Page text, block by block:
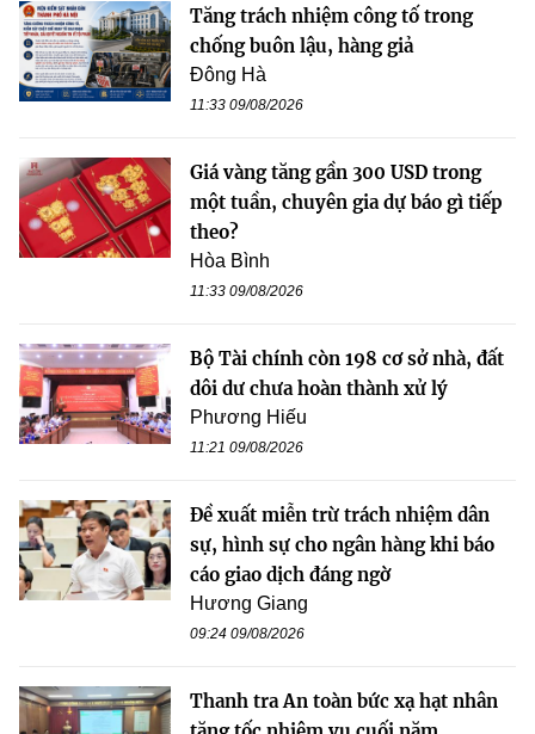
Tăng trách nhiệm công tố trong
chống buôn lậu, hàng giả
Đông Hà
11:33 09/08/2026
Giá vàng tăng gần 300 USD trong
một tuần, chuyên gia dự báo gì tiếp
theo?
Hòa Bình
11:33 09/08/2026
Bộ Tài chính còn 198 cơ sở nhà, đất
dôi dư chưa hoàn thành xử lý
Phương Hiếu
11:21 09/08/2026
Đề xuất miễn trừ trách nhiệm dân
sự, hình sự cho ngân hàng khi báo
cáo giao dịch đáng ngờ
Hương Giang
09:24 09/08/2026
Thanh tra An toàn bức xạ hạt nhân